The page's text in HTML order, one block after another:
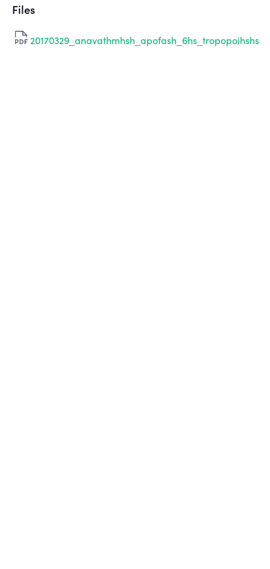
Files
20170329_anavathmhsh_apofash_6hs_tropopoihshs